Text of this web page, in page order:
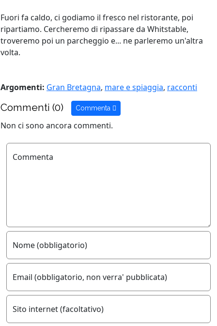
Fuori fa caldo, ci godiamo il fresco nel ristorante, poi
ripartiamo. Cercheremo di ripassare da Whitstable,
troveremo poi un parcheggio e... ne parleremo un'altra
volta.
Argomenti: Gran Bretagna, mare e spiaggia, racconti
Commenti (0) Commenta
Non ci sono ancora commenti.
Commenta
Nome (obbligatorio)
Email (obbligatorio, non verra' pubblicata)
Sito internet (facoltativo)